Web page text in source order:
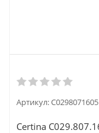
Артикул:
Certina